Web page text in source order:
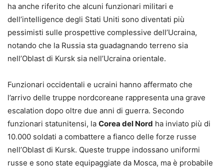
ha anche riferito che alcuni funzionari militari e
dell’intelligence degli Stati Uniti sono diventati più
pessimisti sulle prospettive complessive dell’Ucraina,
notando che la Russia sta guadagnando terreno sia
nell’Oblast di Kursk sia nell’Ucraina orientale.
Funzionari occidentali e ucraini hanno affermato che
l’arrivo delle truppe nordcoreane rappresenta una grave
escalation dopo oltre due anni di guerra. Secondo
funzionari statunitensi, la Corea del Nord ha inviato più di
10.000 soldati a combattere a fianco delle forze russe
nell’Oblast di Kursk. Queste truppe indossano uniformi
russe e sono state equipaggiate da Mosca, ma è probabile